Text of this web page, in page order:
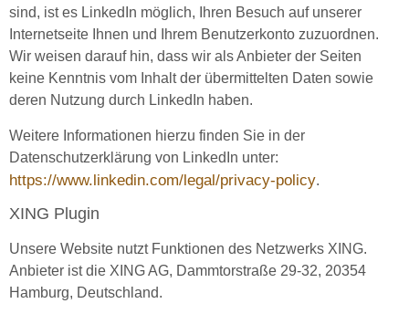
sind, ist es LinkedIn möglich, Ihren Besuch auf unserer
Internetseite Ihnen und Ihrem Benutzerkonto zuzuordnen.
Wir weisen darauf hin, dass wir als Anbieter der Seiten
keine Kenntnis vom Inhalt der übermittelten Daten sowie
deren Nutzung durch LinkedIn haben.
Weitere Informationen hierzu finden Sie in der
Datenschutzerklärung von LinkedIn unter:
https://www.linkedin.com/legal/privacy-policy.
XING Plugin
Unsere Website nutzt Funktionen des Netzwerks XING.
Anbieter ist die XING AG, Dammtorstraße 29-32, 20354
Hamburg, Deutschland.